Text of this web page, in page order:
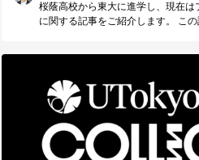
桜蔭高校から東大に進学し、現在
に関する記事をご紹介します。 こ
のかわからなくなりました。」 と
高校生の中には、 「周りが勉強し
「やりたいことがあるわけではな
力しよう」 と勉強している人も少
中できる環境は整っているからこそ
績を収めてきた人もいることでしょ